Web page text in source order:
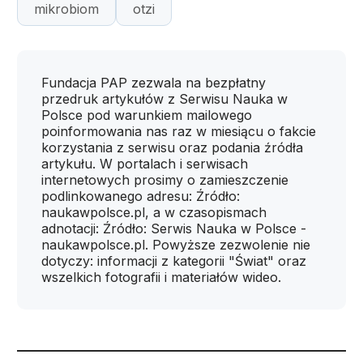
mikrobiom otzi
Fundacja PAP zezwala na bezpłatny
przedruk artykułów z Serwisu Nauka w
Polsce pod warunkiem mailowego
poinformowania nas raz w miesiącu o fakcie
korzystania z serwisu oraz podania źródła
artykułu. W portalach i serwisach
internetowych prosimy o zamieszczenie
podlinkowanego adresu: Źródło:
naukawpolsce.pl, a w czasopismach
adnotacji: Źródło: Serwis Nauka w Polsce -
naukawpolsce.pl. Powyższe zezwolenie nie
dotyczy: informacji z kategorii "Świat" oraz
wszelkich fotografii i materiałów wideo.